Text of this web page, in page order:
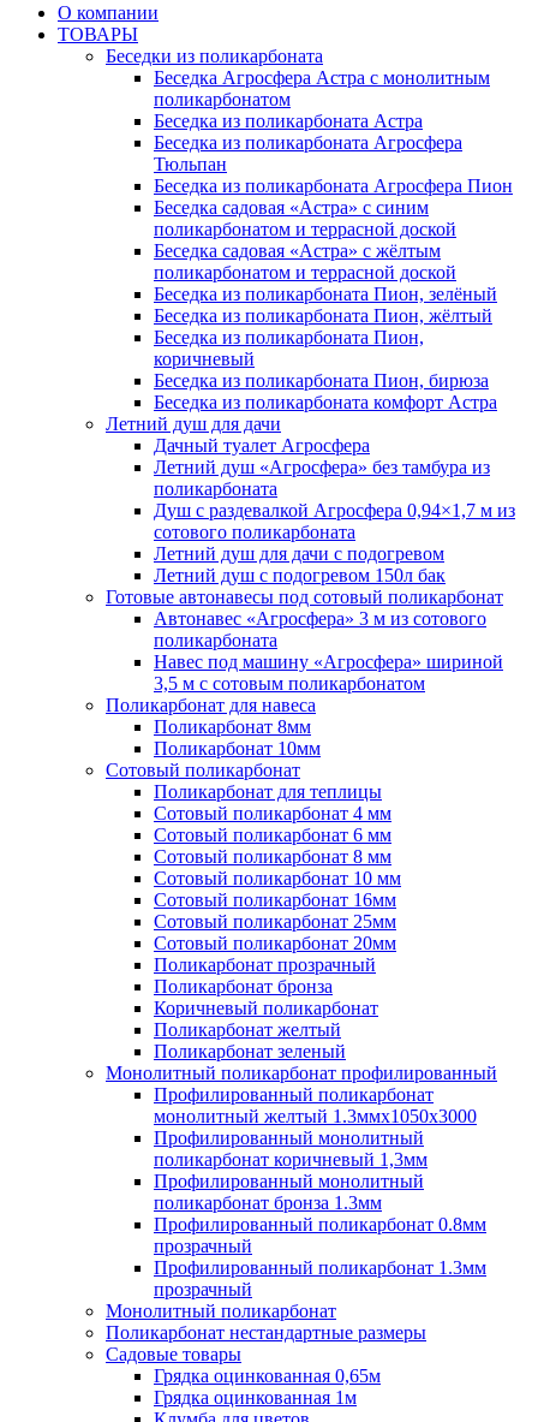
О компании
ТОВАРЫ
Беседки из поликарбоната
Беседка Агросфера Астра с монолитным
поликарбонатом
Беседка из поликарбоната Астра
Беседка из поликарбоната Агросфера
Тюльпан
Беседка из поликарбоната Агросфера Пион
Беседка садовая «Астра» с синим
поликарбонатом и террасной доской
Беседка садовая «Астра» с жёлтым
поликарбонатом и террасной доской
Беседка из поликарбоната Пион, зелёный
Беседка из поликарбоната Пион, жёлтый
Беседка из поликарбоната Пион,
коричневый
Беседка из поликарбоната Пион, бирюза
Беседка из поликарбоната комфорт Астра
Летний душ для дачи
Дачный туалет Агросфера
Летний душ «Агросфера» без тамбура из
поликарбоната
Душ с раздевалкой Агросфера 0,94×1,7 м из
сотового поликарбоната
Летний душ для дачи с подогревом
Летний душ с подогревом 150л бак
Готовые автонавесы под сотовый поликарбонат
Автонавес «Агросфера» 3 м из сотового
поликарбоната
Навес под машину «Агросфера» шириной
3,5 м с сотовым поликарбонатом
Поликарбонат для навеса
Поликарбонат 8мм
Поликарбонат 10мм
Сотовый поликарбонат
Поликарбонат для теплицы
Сотовый поликарбонат 4 мм
Сотовый поликарбонат 6 мм
Сотовый поликарбонат 8 мм
Сотовый поликарбонат 10 мм
Сотовый поликарбонат 16мм
Сотовый поликарбонат 25мм
Сотовый поликарбонат 20мм
Поликарбонат прозрачный
Поликарбонат бронза
Коричневый поликарбонат
Поликарбонат желтый
Поликарбонат зеленый
Монолитный поликарбонат профилированный
Профилированный поликарбонат
монолитный желтый 1.3ммх1050х3000
Профилированный монолитный
поликарбонат коричневый 1,3мм
Профилированный монолитный
поликарбонат бронза 1.3мм
Профилированный поликарбонат 0.8мм
прозрачный
Профилированный поликарбонат 1.3мм
прозрачный
Монолитный поликарбонат
Поликарбонат нестандартные размеры
Садовые товары
Грядка оцинкованная 0,65м
Грядка оцинкованная 1м